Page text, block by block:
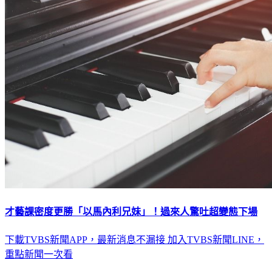
才藝課密度更勝「以馬內利兄妹」！過來人驚吐超變態下場
下載TVBS新聞APP，最新消息不漏接 加入TVBS新聞LINE，
重點新聞一次看